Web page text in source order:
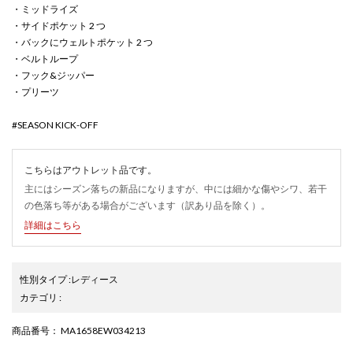
・ミッドライズ
・サイドポケット 2 つ
・バックにウェルトポケット 2 つ
・ベルトループ
・フック&ジッパー
・プリーツ
#SEASON KICK-OFF
こちらはアウトレット品です。
主にはシーズン落ちの新品になりますが、中には細かな傷やシワ、若干
の色落ち等がある場合がございます（訳あり品を除く）。
詳細はこちら
性別タイプ:レディース
カテゴリ :
商品番号 ： MA1658EW034213